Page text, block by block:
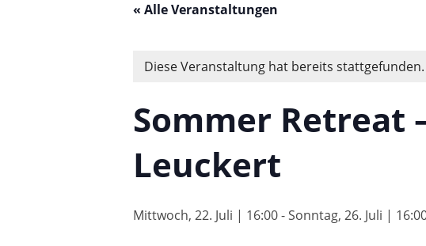
« Alle Veranstaltungen
Diese Veranstaltung hat bereits stattgefunden.
Sommer Retreat
Leuckert
Mittwoch, 22. Juli | 16:00-Sonntag, 26. Juli |